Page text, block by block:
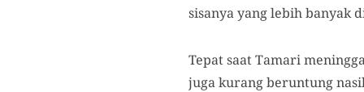
sisanya yang lebih banyak
Tepat saat Tamari
juga kurang beruntung